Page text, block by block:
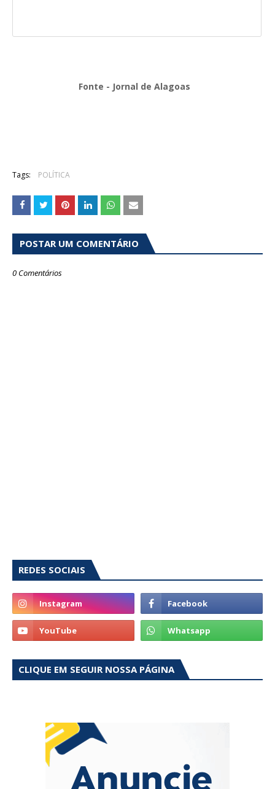
Fonte - Jornal de Alagoas
Tags: POLÍTICA
POSTAR UM COMENTÁRIO
0 Comentários
REDES SOCIAIS
CLIQUE EM SEGUIR NOSSA PÁGINA